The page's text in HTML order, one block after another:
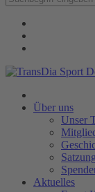
Über uns
Unser
Aktuelles